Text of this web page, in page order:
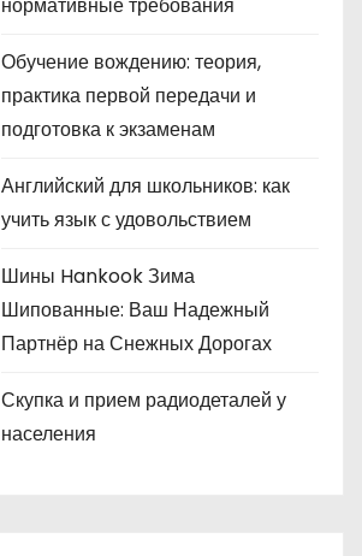
Обучение вождению: теория,
практика первой передачи и
подготовка к экзаменам
Английский для школьников: как
учить язык с удовольствием
Шины Hankook Зима
Шипованные: Ваш Надежный
Партнёр на Снежных Дорогах
Скупка и прием радиодеталей у
населения